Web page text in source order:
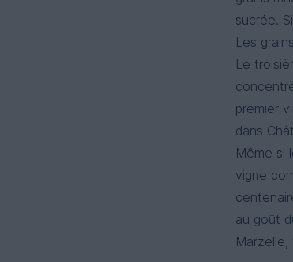
sucrée.
Les
Le
premier
dans
Même si
vigne
au goût